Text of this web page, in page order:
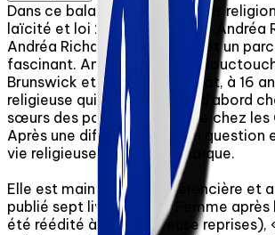
Dans ce balado nous discutons
laïcité et loi 21 avec madame Andréa
Andréa Richard a eu une vie et un
fascinant. Andréa est née à
Brunswick et a adopté très tôt, à 16
religieuse qui a duré 20 ans, d’abord
sœurs des pauvres et ensuite chez les
Après une difficile remise en question
vie religieuse et redevient laïque.
Elle est maintenant conférencière et
publié sept livres dont « Femme
été réédité à de nombreuse reprises),